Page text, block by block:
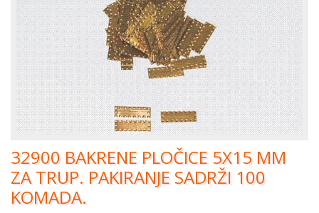
32900 BAKRENE PLOČICE 5X15 MM
ZA TRUP. PAKIRANJE SADRŽI 100
KOMADA.